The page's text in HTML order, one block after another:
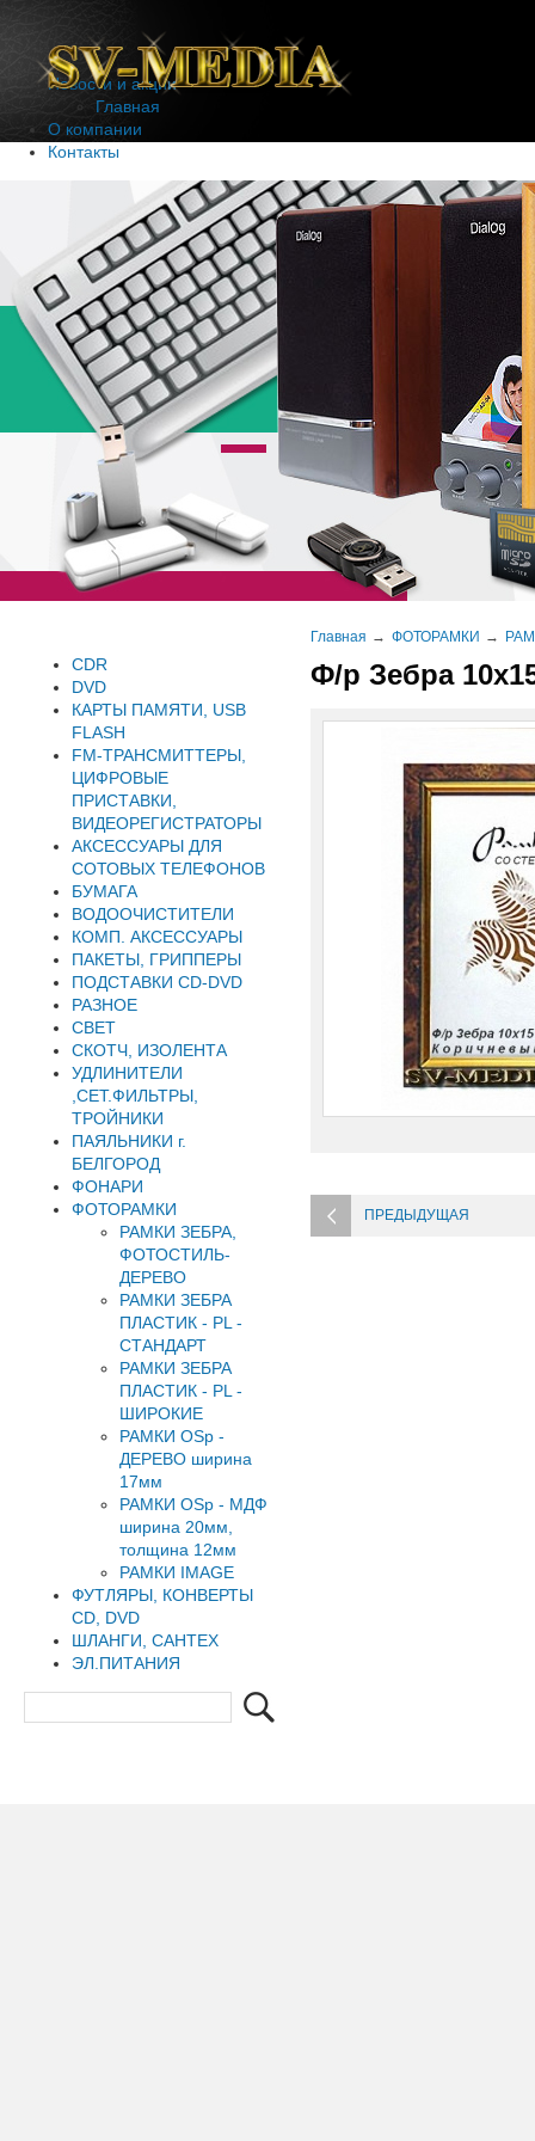
Новости и акции
Главная
О компании
Контакты
Главная ФОТОРАМКИ
Ф/р Зебра
ПРЕДЫДУЩАЯ
CDR
DVD
КАРТЫ ПАМЯТИ, USB
FLASH
FM-ТРАНСМИТТЕРЫ,
ЦИФРОВЫЕ
ПРИСТАВКИ,
ВИДЕОРЕГИСТРАТОРЫ
АКСЕССУАРЫ ДЛЯ
СОТОВЫХ ТЕЛЕФОНОВ
БУМАГА
ВОДООЧИСТИТЕЛИ
КОМП. АКСЕССУАРЫ
ПАКЕТЫ, ГРИППЕРЫ
ПОДСТАВКИ CD-DVD
РАЗНОЕ
СВЕТ
СКОТЧ, ИЗОЛЕНТА
УДЛИНИТЕЛИ
,СЕТ.ФИЛЬТРЫ,
ТРОЙНИКИ
ПАЯЛЬНИКИ г.
БЕЛГОРОД
ФОНАРИ
ФОТОРАМКИ
РАМКИ ЗЕБРА,
ФОТОСТИЛЬ-
ДЕРЕВО
РАМКИ ЗЕБРА
ПЛАСТИК - PL -
СТАНДАРТ
РАМКИ ЗЕБРА
ПЛАСТИК - PL -
ШИРОКИЕ
РАМКИ OSp -
ДЕРЕВО ширина
17мм
РАМКИ OSp - МДФ
ширина 20мм,
толщина 12мм
РАМКИ IMAGE
ФУТЛЯРЫ, КОНВЕРТЫ
CD, DVD
ШЛАНГИ, САНТЕХ
ЭЛ.ПИТАНИЯ